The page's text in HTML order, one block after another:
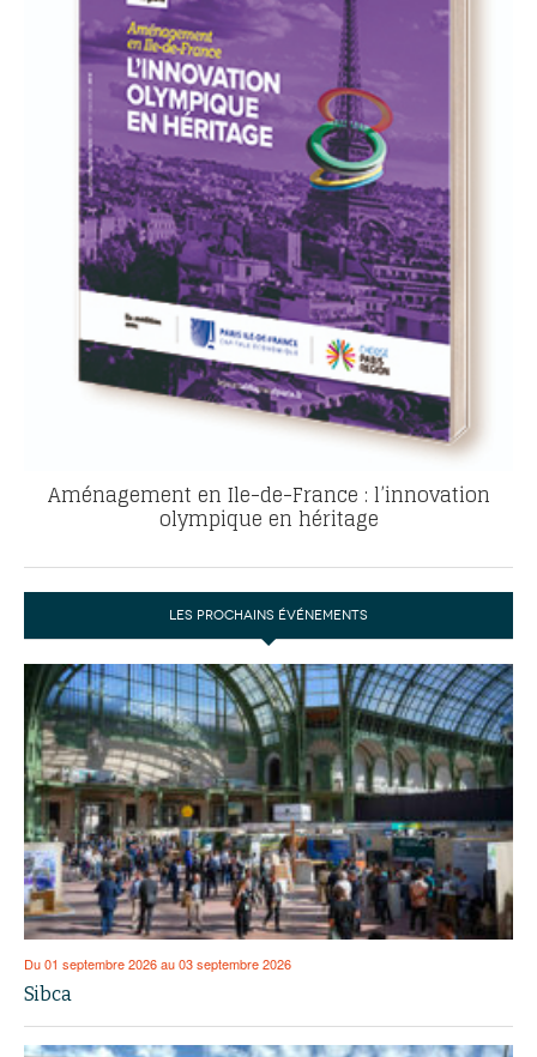
Aménagement en Ile-de-France : l’innovation
olympique en héritage
LES PROCHAINS ÉVÉNEMENTS
Du 01 septembre 2026 au 03 septembre 2026
Sibca